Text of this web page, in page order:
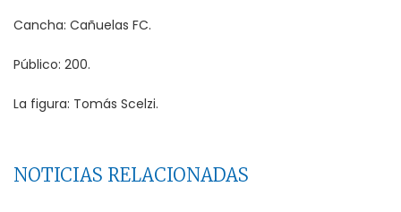
Cancha: Cañuelas FC.
Público: 200.
La figura: Tomás Scelzi.
NOTICIAS RELACIONADAS